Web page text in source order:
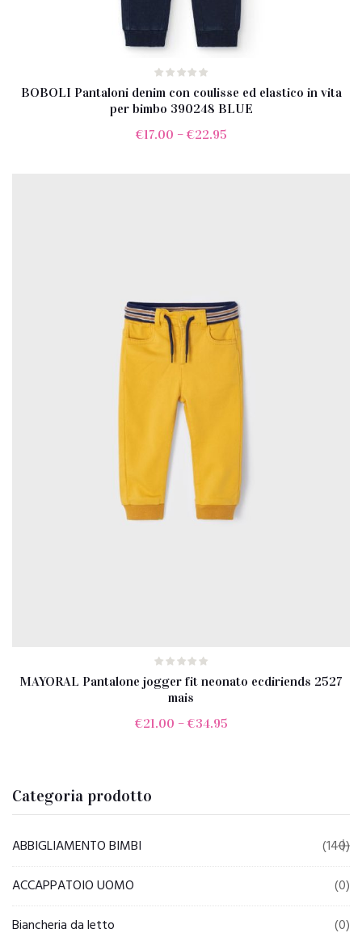
BOBOLI Pantaloni denim con coulisse ed elastico in vita
per bimbo 390248 BLUE
€17.00 – €22.95
MAYORAL Pantalone jogger fit neonato ecdiriends 2527
mais
€21.00 – €34.95
Categoria prodotto
ABBIGLIAMENTO BIMBI
(140)
ACCAPPATOIO UOMO
(0)
Biancheria da letto
(0)